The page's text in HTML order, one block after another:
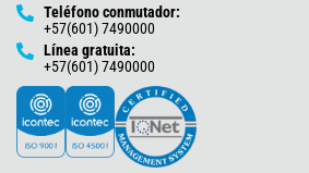
Teléfono conmutador:
+57(601) 7490000
Línea gratuita:
+57(601) 7490000